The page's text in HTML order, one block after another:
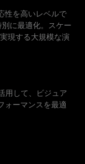
性を高いレベルで
に最適化。スケー
現する大規模な演
用して、ビジュア
ォーマンスを最適